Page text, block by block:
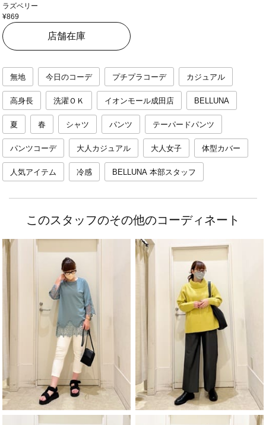
ラズベリー
¥869
店舗在庫
無地 今日のコーデ プチプラコーデ カジュアル
高身長 洗濯ＯＫ イオンモール成田店 BELLUNA
夏 春 シャツ パンツ テーパードパンツ
パンツコーデ 大人カジュアル 大人女子 体型カバー
人気アイテム 冷感 BELLUNA 本部スタッフ
このスタッフのその他のコーディネート